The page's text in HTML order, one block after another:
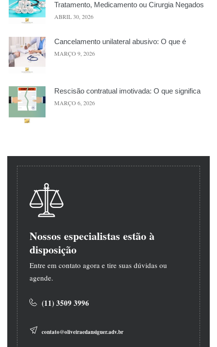
Tratamento, Medicamento ou Cirurgia Negados
ABRIL 30, 2026
Cancelamento unilateral abusivo: O que é
MARÇO 9, 2026
Rescisão contratual imotivada: O que significa
MARÇO 6, 2026
Nossos especialistas estão à
disposição
Entre em contato agora e tire suas dúvidas ou
agende.
(11) 3509 3996
contato@oliveiraedansiguer.adv.br